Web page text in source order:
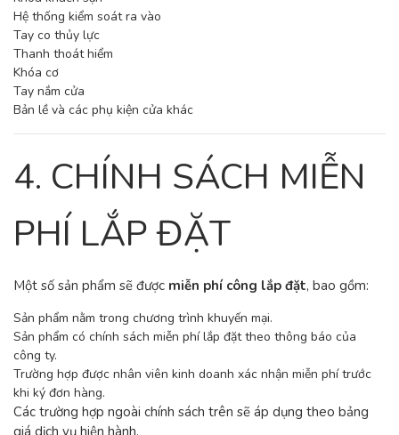
Hệ thống kiểm soát ra vào
Tay co thủy lực
Thanh thoát hiểm
Khóa cơ
Tay nắm cửa
Bản lề và các phụ kiện cửa khác
4. CHÍNH SÁCH MIỄN
PHÍ LẮP ĐẶT
Một số sản phẩm sẽ được miễn phí công lắp đặt, bao gồm:
Sản phẩm nằm trong chương trình khuyến mại.
Sản phẩm có chính sách miễn phí lắp đặt theo thông báo của
công ty.
Trường hợp được nhân viên kinh doanh xác nhận miễn phí trước
khi ký đơn hàng.
Các trường hợp ngoài chính sách trên sẽ áp dụng theo bảng
giá dịch vụ hiện hành.